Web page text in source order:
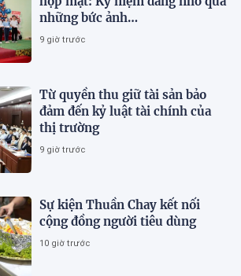
những bức ảnh…
9 giờ trước
Từ quyền thu giữ tài sản bảo
đảm đến kỷ luật tài chính của
thị trường
9 giờ trước
Sự kiện Thuần Chay kết nối
cộng đồng người tiêu dùng
10 giờ trước